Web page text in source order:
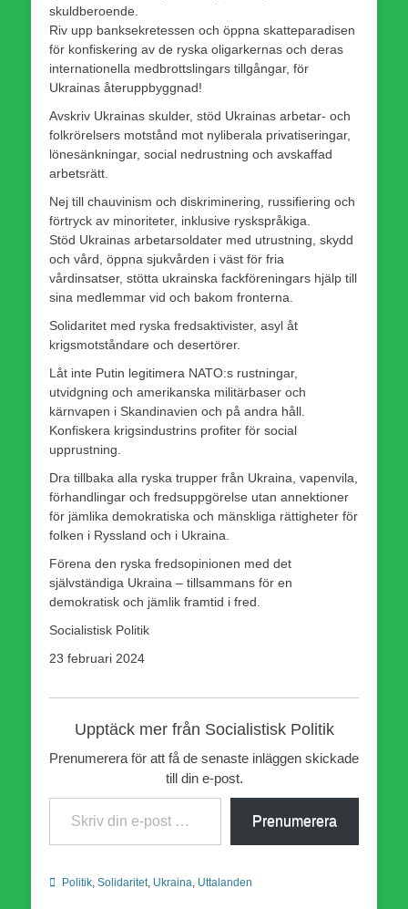
skuldberoende.
Riv upp banksekretessen och öppna skatteparadisen
för konfiskering av de ryska oligarkernas och deras
internationella medbrottslingars tillgångar, för
Ukrainas återuppbyggnad!
Avskriv Ukrainas skulder, stöd Ukrainas arbetar- och
folkrörelsers motstånd mot nyliberala privatiseringar,
lönesänkningar, social nedrustning och avskaffad
arbetsrätt.
Nej till chauvinism och diskriminering, russifiering och
förtryck av minoriteter, inklusive ryskspråkiga.
Stöd Ukrainas arbetarsoldater med utrustning, skydd
och vård, öppna sjukvården i väst för fria
vårdinsatser, stötta ukrainska fackföreningars hjälp till
sina medlemmar vid och bakom fronterna.
Solidaritet med ryska fredsaktivister, asyl åt
krigsmotståndare och desertörer.
Låt inte Putin legitimera NATO:s rustningar,
utvidgning och amerikanska militärbaser och
kärnvapen i Skandinavien och på andra håll.
Konfiskera krigsindustrins profiter för social
upprustning.
Dra tillbaka alla ryska trupper från Ukraina, vapenvila,
förhandlingar och fredsuppgörelse utan annektioner
för jämlika demokratiska och mänskliga rättigheter för
folken i Ryssland och i Ukraina.
Förena den ryska fredsopinionen med det
självständiga Ukraina – tillsammans för en
demokratisk och jämlik framtid i fred.
Socialistisk Politik
23 februari 2024
Upptäck mer från Socialistisk Politik
Prenumerera för att få de senaste inläggen skickade
till din e-post.
Skriv din e-post …
Prenumerera
Kategorier
Politik Solidaritet, Ukraina Uttalanden